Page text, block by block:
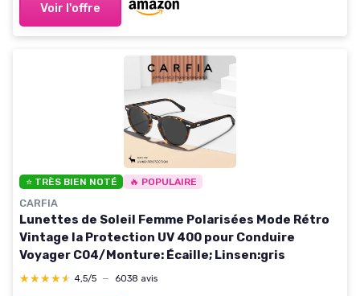
Voir l'offre
⭐ TRÈS BIEN NOTÉ 🔥 POPULAIRE
CARFIA
Lunettes de Soleil Femme Polarisées Mode Rétro
Vintage la Protection UV 400 pour Conduire
Voyager C04/Monture: Écaille; Linsen:gris
★★★★★
★★★★★ 4,5/5 — 6038 avis